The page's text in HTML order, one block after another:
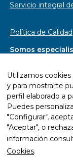
Servicio integral
Política de Calidad
Somos
Pintar
Pintar parkings
Pintar naves
Pintar pistas
Señalética y
Diseño
Trabajos con
Utilizamos
y para mostrarte
perfil elaborado a
Puedes
"Configurar",
"Aceptar", o
información
Cookies.